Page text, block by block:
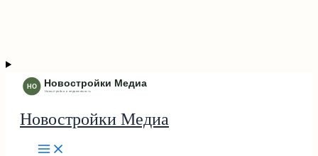
Новостройки Медиа